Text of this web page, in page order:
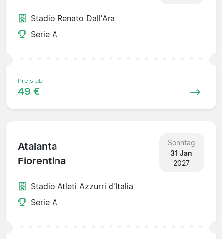
Stadio Renato Dall'Ara
Serie A
Preis ab
49 €
Atalanta
Fiorentina
Sonntag
31 Jan
2027
Stadio Atleti Azzurri d'Italia
Serie A